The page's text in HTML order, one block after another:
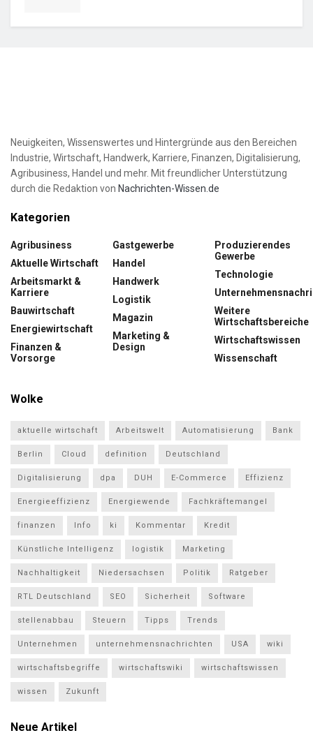
Neuigkeiten, Wissenswertes und Hintergründe aus den Bereichen
Industrie, Wirtschaft, Handwerk, Karriere, Finanzen, Digitalisierung,
Agribusiness, Handel und mehr. Mit freundlicher Unterstützung
durch die Redaktion von Nachrichten-Wissen.de
Kategorien
Agribusiness
Aktuelle Wirtschaft
Arbeitsmarkt &
Karriere
Bauwirtschaft
Energiewirtschaft
Finanzen &
Vorsorge
Gastgewerbe
Handel
Handwerk
Logistik
Magazin
Marketing &
Design
Produzierendes
Gewerbe
Technologie
Weitere
Wirtschaftsbereiche
Wirtschaftswissen
Wissenschaft
Wolke
aktuelle wirtschaft Arbeitswelt Automatisierung Bank
Berlin Cloud definition Deutschland
Digitalisierung dpa DUH E-Commerce Effizienz
Energieeffizienz Energiewende Fachkräftemangel
finanzen Info ki Kommentar Kredit
Künstliche Intelligenz logistik Marketing
Nachhaltigkeit Niedersachsen Politik Ratgeber
RTL Deutschland SEO Sicherheit Software
stellenabbau Steuern Tipps Trends
Unternehmen unternehmensnachrichten USA wiki
wirtschaftsbegriffe wirtschaftswiki wirtschaftswissen
wissen Zukunft
Neue Artikel